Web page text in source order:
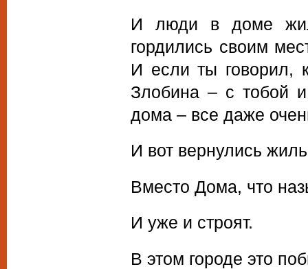
И люди в доме
гордились своим
И если ты говорил,
Злобина – с тобой
дома – все даже
И вот вернулись
Вместо Дома, что
И уже и строят.
В этом городе это